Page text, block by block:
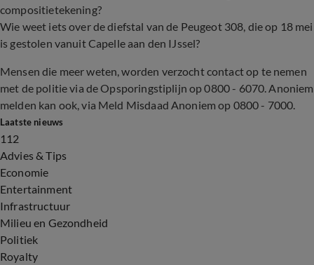
compositietekening?
Wie weet iets over de diefstal van de Peugeot 308, die op 18 mei
is gestolen vanuit Capelle aan den IJssel?
Mensen die meer weten, worden verzocht contact op te nemen
met de politie via de Opsporingstiplijn op 0800 - 6070. Anoniem
melden kan ook, via Meld Misdaad Anoniem op 0800 - 7000.
Laatste nieuws
112
Advies & Tips
Economie
Entertainment
Infrastructuur
Milieu en Gezondheid
Politiek
Royalty